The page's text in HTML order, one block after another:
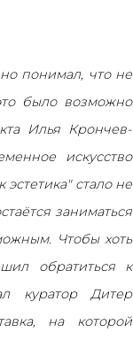
понимал, что не
было возможно
Илья Крончев-
искусство
эстетика" стало не
заниматься
Чтобы хоть
обратиться к
куратор Дитер
на которой